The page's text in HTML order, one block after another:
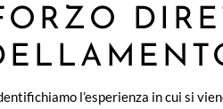
l’esperienza in cui si